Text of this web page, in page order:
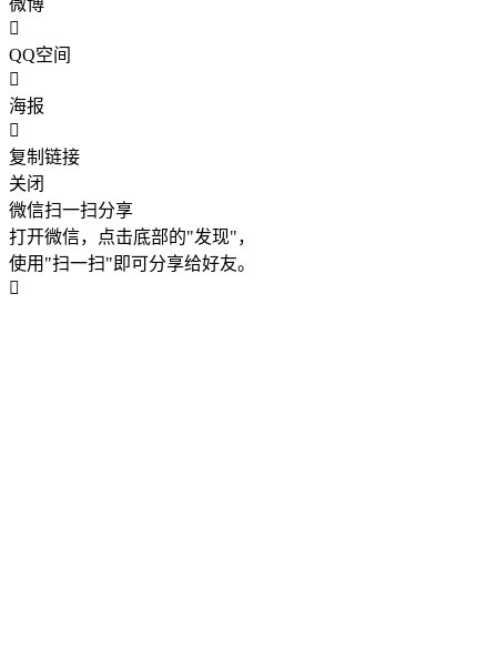
QQ空间
海报
复制链接
关闭
微信扫一扫分享
打开微信，点击底部的"发现"，
使用"扫一扫"即可分享给好友。